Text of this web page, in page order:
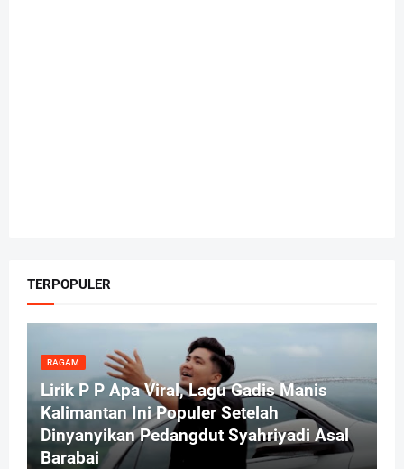
TERPOPULER
RAGAM
Lirik P P Apa Viral, Lagu Gadis Manis
Kalimantan Ini Populer Setelah
Dinyanyikan Pedangdut Syahriyadi Asal
Barabai